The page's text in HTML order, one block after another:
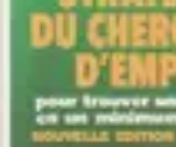
Deal Boutique Express
Astuces et conseilsAstuces et Conseils
Offres et Promotions
Deal Boutique Express